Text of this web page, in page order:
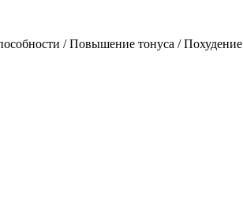
/ Повышение тонуса / Похудение